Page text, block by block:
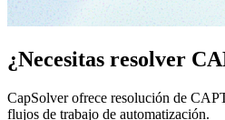
¿Necesitas resolver
CapSolver ofrece resolución de
flujos de trabajo de automatización.